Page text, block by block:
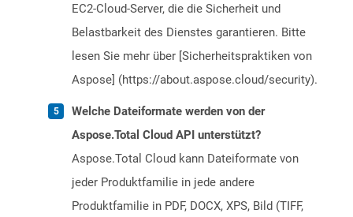
EC2-Cloud-Server, die die Sicherheit und
Belastbarkeit des Dienstes garantieren. Bitte
lesen Sie mehr über [Sicherheitspraktiken von
Aspose] (https://about.aspose.cloud/security).
Welche Dateiformate werden von der
Aspose.Total Cloud API unterstützt?
Aspose.Total Cloud kann Dateiformate von
jeder Produktfamilie in jede andere
Produktfamilie in PDF, DOCX, XPS, Bild (TIFF,